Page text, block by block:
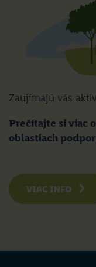
Zaujímajú vás
Prečítajte si viac
oblastiach
VIAC INFO